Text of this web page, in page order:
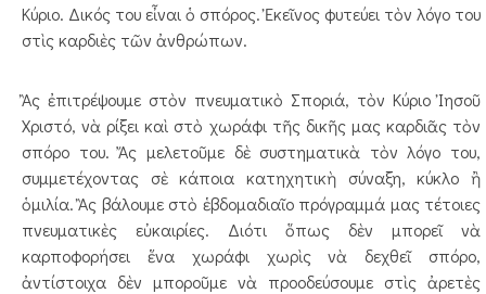
Κύριο. Δικός του εἶναι ὁ σπόρος. Ἐκεῖνος φυτεύει τὸν λόγο του
στὶς καρδιὲς τῶν ἀνθρώπων.
Ἂς ἐπιτρέψουμε στὸν πνευματικὸ Σποριά, τὸν Κύριο Ἰησοῦ
Χριστό, νὰ ρίξει καὶ στὸ χωράφι τῆς δικῆς μας καρδιᾶς τὸν
σπόρο του. Ἄς μελετοῦμε δὲ συστηματικὰ τὸν λόγο του,
συμμετέχον­τας σὲ κάποια κατηχητικὴ σύναξη, κύκλο ἢ
ὁμιλία. Ἂς βάλουμε στὸ ἑβδομαδιαῖο πρόγραμμά μας τέτοιες
πνευματικὲς εὐκαιρίες. Διότι ὅπως δὲν μπορεῖ νὰ
καρποφορήσει ἕνα χωράφι χωρὶς νὰ δεχθεῖ σπόρο,
ἀντίστοιχα δὲν μποροῦμε νὰ προοδεύσουμε στὶς ἀρετὲς